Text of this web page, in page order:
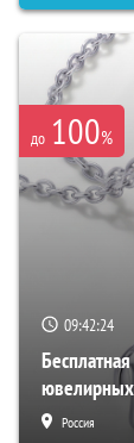
до 100%
09:42:24
ювелирных
Россия